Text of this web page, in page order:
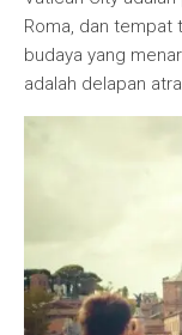
Roma, dan tempat
budaya yang
adalah delapan